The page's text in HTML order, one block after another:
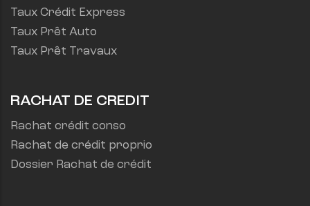
Taux Crédit Express
Taux Prêt Auto
Taux Prêt Travaux
RACHAT DE CREDIT
Rachat crédit conso
Rachat de crédit proprio
Dossier Rachat de crédit